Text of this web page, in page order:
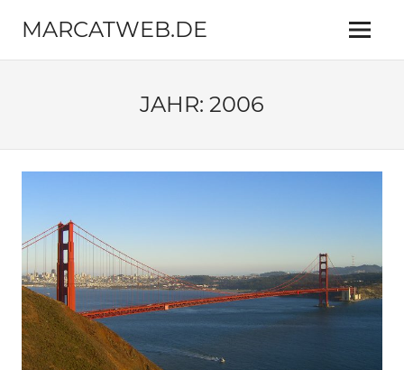
Inhalt
springen
MARCATWEB.DE
Fotografie
Menü
JAHR: 2006